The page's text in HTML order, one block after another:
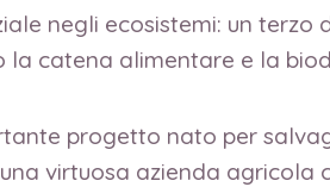
negli ecosistemi: un
catena alimentare e la
progetto nato per
virtuosa azienda agricola